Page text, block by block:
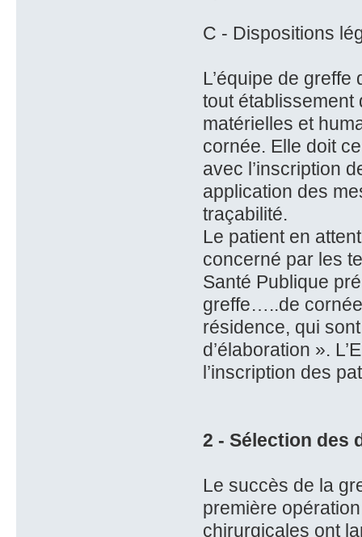
C - Dispositions
L’équipe de
tout établissement
matérielles et
cornée. Elle doit
avec l’inscription
application des
traçabilité.
Le patient en
concerné par les
Santé Publique
greffe…..de
résidence, qui
d’élaboration ».
l’inscription des
2 - Sélection des
Le succès de la
première
chirurgicales ont